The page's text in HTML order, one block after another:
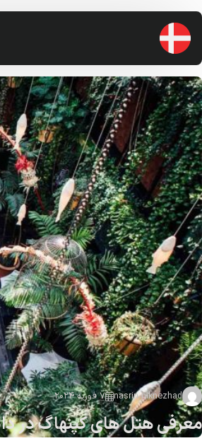
nasrin niknezhad 7 فوریه 2024
معرفی هتل های کپنهاگ در